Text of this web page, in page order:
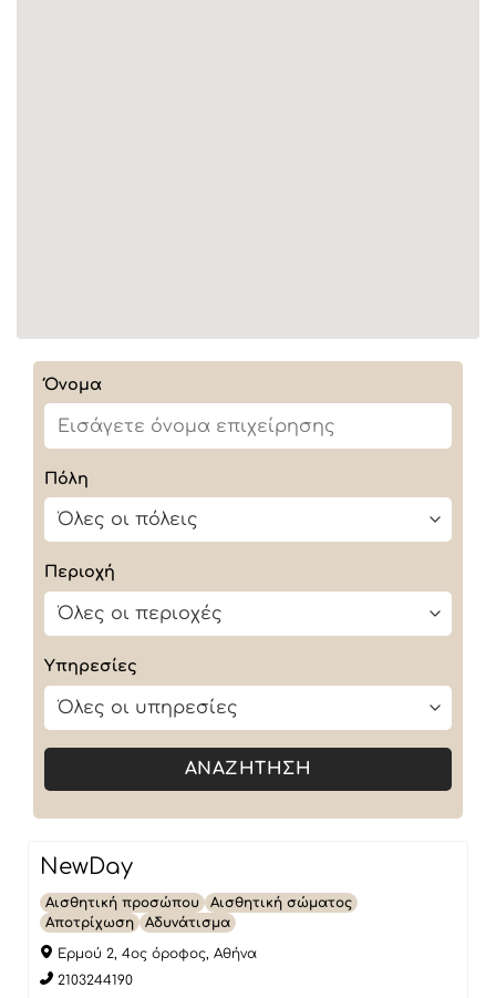
Όνομα
Πόλη
Περιοχή
Υπηρεσίες
ΑΝΑΖΉΤΗΣΗ
NewDay
Αισθητική προσώπου
Αισθητική σώματος
Αποτρίχωση
Αδυνάτισμα
Ερμού 2, 4ος όροφος, Αθήνα
2103244190